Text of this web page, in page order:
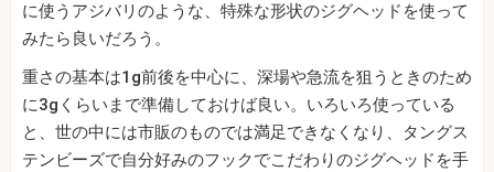
に使うアジバリのような、特殊な形状のジグヘッドを使って
みたら良いだろう。
重さの基本は1g前後を中心に、深場や急流を狙うときのため
に3gくらいまで準備しておけば良い。いろいろ使っている
と、世の中には市販のものでは満足できなくなり、タングス
テンビーズで自分好みのフックでこだわりのジグヘッドを手